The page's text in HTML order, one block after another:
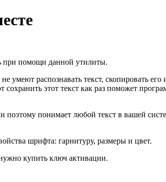
при помощи данной утилиты.
умеют распознавать текст, скопировать его
этот текст как раз поможет
поэтому понимает любой текст в вашей
шрифта: гарнитуру, размеры и цвет.
купить ключ активации.